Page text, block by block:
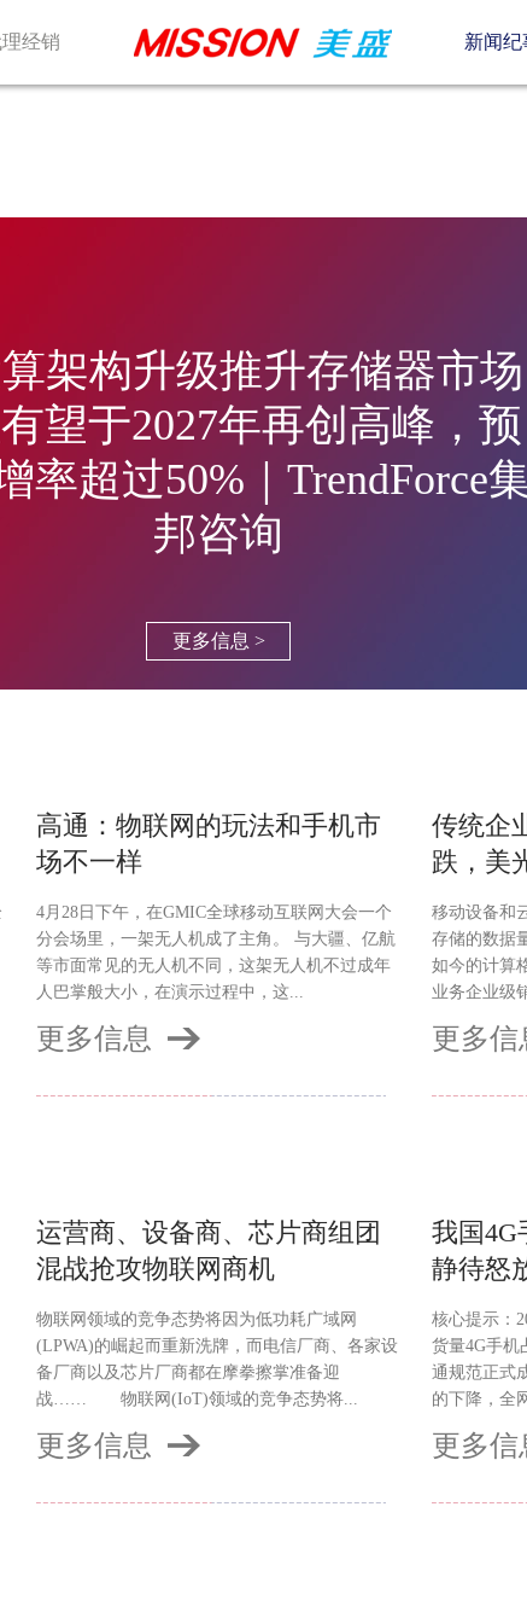
经销 新闻纪
架构升级推升存储器市场
望于2027年再创高峰，预
率超过50%｜TrendForce
邦咨询
更多信息 >
高通：物联网的玩法和手机市
场不一样
4月28日下午，在GMIC全球移动互联网大会一个
分会场里，一架无人机成了主角。 与大疆、亿航
等市面常见的无人机不同，这架无人机不过成年
人巴掌般大小，在演示过程中，这...
更多信息
传统企
跌，美
移动设备和
存储的数据
如今的计算
业务企业级
更多信
运营商、设备商、芯片商组团
混战抢攻物联网商机
物联网领域的竞争态势将因为低功耗广域网
(LPWA)的崛起而重新洗牌，而电信厂商、各家设
备厂商以及芯片厂商都在摩拳擦掌准备迎
战…… 物联网(IoT)领域的竞争态势将...
更多信息
我国4G
静待怒
核心提示：
货量4G手机
通规范正式
的下降，全
更多信